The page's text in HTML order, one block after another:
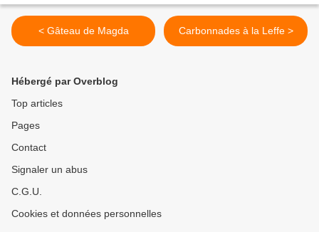
< Gâteau de Magda Carbonnades à la Leffe >
Hébergé par Overblog
Top articles
Pages
Contact
Signaler un abus
C.G.U.
Cookies et données personnelles